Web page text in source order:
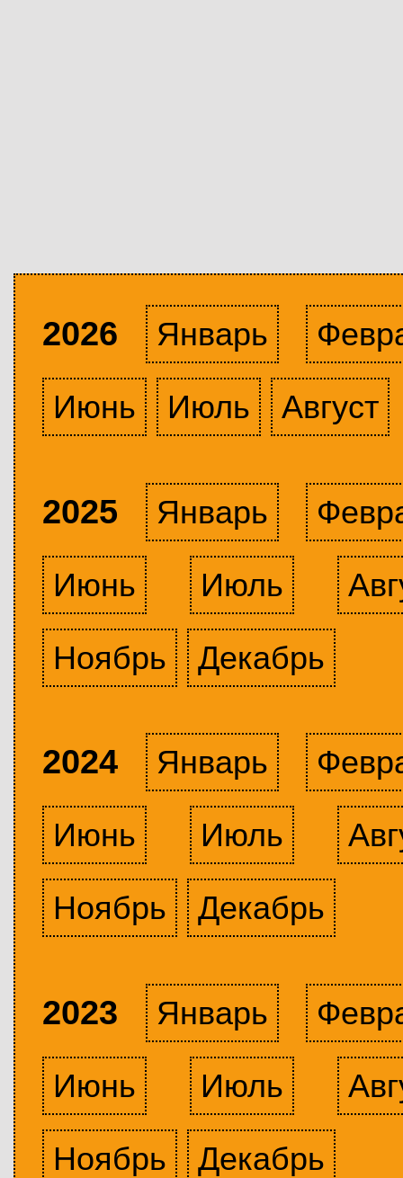
2026 Январь
Июнь
Июль Август
2025 Январь
Июнь
Июль
Ноябрь
Декабрь
2024 Январь
Июнь
Июль
Ноябрь
Декабрь
2023 Январь
Июнь
Июль
Ноябрь
Декабрь